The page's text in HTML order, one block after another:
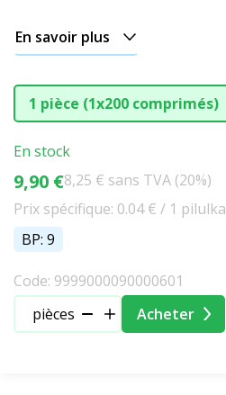
En savoir plus
1 pièce (1x200 comprimés)
En stock
9,90 €8,25 € sans TVA (20%)
Prix spécifique: 0.04 € / 1 pilulka
BP: 9
Code: 9999000090000601
pièces
Acheter